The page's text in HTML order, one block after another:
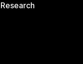
Research